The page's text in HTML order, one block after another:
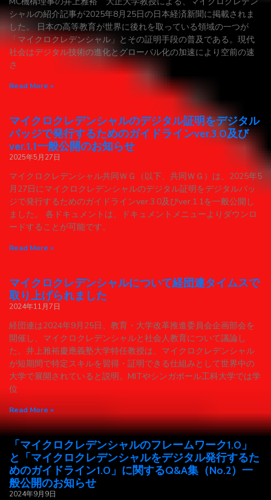
シャルの紹介記事が2025年8月25日の日本経済新聞に掲載されま
した。 日本の高等教育が世界に後れを取っている領域の一つが
「マイクロクレデンシャル」とその証明手段の普及である。現代
社会はデジタル技術の進化とグローバル化の加速により空前の速
さ
Read More »
マイクロクレデンシャルのデジタル証明をデジタル
バッジで発行するためのガイドラインver.3.0及び
ver.1.1一般公開のお知らせ
2025年5月27日
マイクロクレデンシャル共同ＷＧ（以下、共同ＷＧ）は、2025年5
月27日にマイクロクレデンシャルのデジタル証明をデジタルバッ
ジで発行するためのガイドラインver.3.0及びver.1.1を一般公開し
ました。 各ドキュメントは、ドキュメントメニューよりダウンロ
ードすることが可能です。
Read More »
マイクロクレデンシャルについて経団連タイムスで
取り上げられました
2024年11月7日
経団連は2024年9月25日、教育・大学改革推進委員会企画部会を
開催し、マイクロクレデンシャルと社会人教育について議論し
た。井上雅裕慶應義塾大学特任教授は、マイクロクレデンシャル
が短期間で特定スキルを習得・証明できる仕組みとして世界中の
大学で展開されていると説明。MITやシンガポール工科大学では学
位
Read More »
「マイクロクレデンシャルのフレームワーク1.0」
と「マイクロクレデンシャルをデジタル発行するた
めのガイドライン1.0」に関するQ&A集（No.2）一
般公開のお知らせ
2024年9月9日